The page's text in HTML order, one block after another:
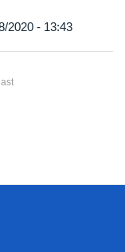
2020 - 13:43
last